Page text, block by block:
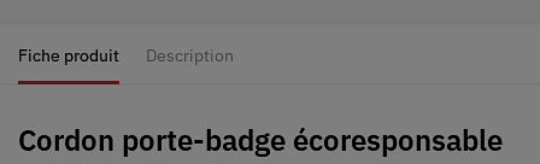
Fiche produit Description
Cordon porte-badge écoresponsable